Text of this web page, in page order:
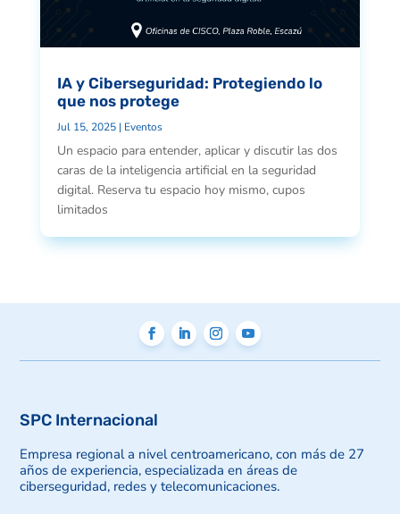
IA y Ciberseguridad: Protegiendo lo
que nos protege
Jul 15, 2025| Eventos
Un espacio para entender, aplicar y discutir las dos
caras de la inteligencia artificial en la seguridad
digital. Reserva tu espacio hoy mismo, cupos
limitados
SPC Internacional
Empresa regional a nivel centroamericano, con más de 27
años de experiencia, especializada en áreas de
ciberseguridad, redes y telecomunicaciones.